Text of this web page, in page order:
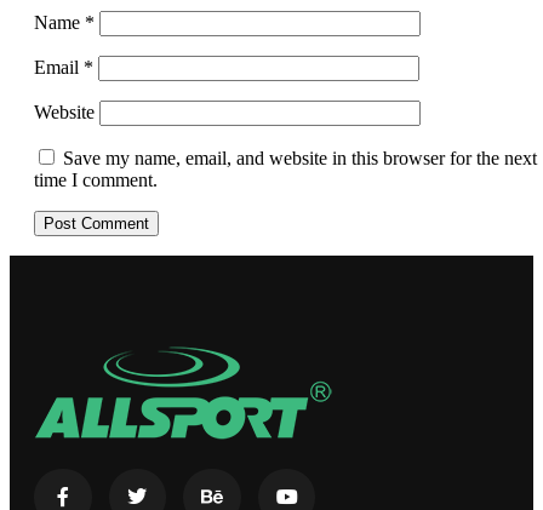
Name *
Email *
Website
Save my name, email, and website in this browser for the next
time I comment.